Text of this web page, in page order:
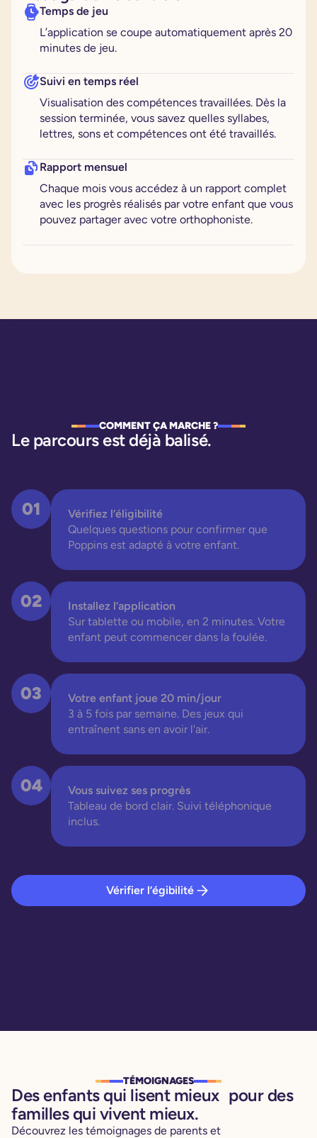
Temps de jeu
L’application se coupe automatiquement après 20
minutes de jeu.
Suivi en temps réel
Visualisation des compétences travaillées. Dès la
session terminée, vous savez quelles syllabes,
lettres, sons et compétences ont été travaillés.
Rapport mensuel
Chaque mois vous accédez à un rapport complet
avec les progrès réalisés par votre enfant que vous
pouvez partager avec votre orthophoniste.
COMMENT ÇA MARCHE ?
Le parcours est déjà balisé.
01
Vérifiez l’éligibilité
Quelques questions pour confirmer que
Poppins est adapté à votre enfant.
02
Installez l’application
Sur tablette ou mobile, en 2 minutes. Votre
enfant peut commencer dans la foulée.
03
Votre enfant joue 20 min/jour
3 à 5 fois par semaine. Des jeux qui
entraînent sans en avoir l'air.
04
Vous suivez ses progrès
Tableau de bord clair. Suivi téléphonique
inclus.
Vérifier l’égibilité
TÉMOIGNAGES
Des enfants qui lisent mieux pour des
familles qui vivent mieux.
Découvrez les témoignages de parents et